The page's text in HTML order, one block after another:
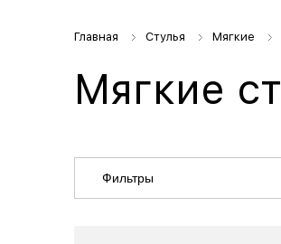
Главная Стулья Мягкие
Мягкие
Фильтры